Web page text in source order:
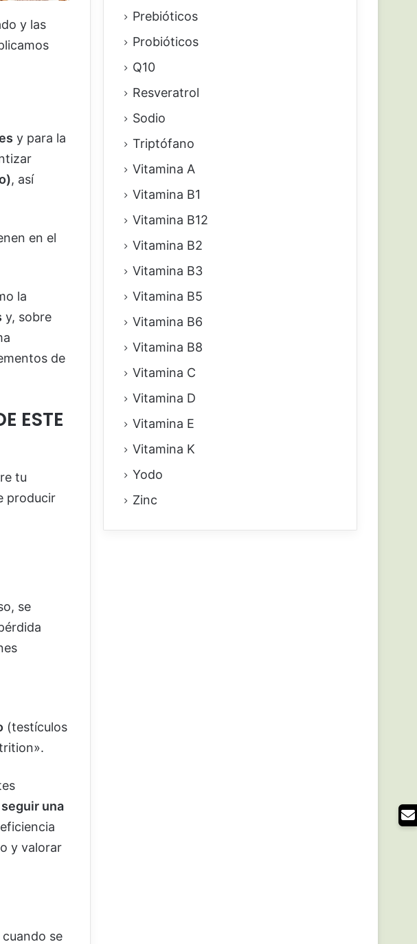
y las
y para la
, así
en el
la
y, sobre
de
ESTE
tu
producir
se
(testículos
una
y valorar
se
Prebióticos
Probióticos
Q10
Resveratrol
Sodio
Triptófano
Vitamina A
Vitamina B1
Vitamina B12
Vitamina B2
Vitamina B3
Vitamina B5
Vitamina B6
Vitamina B8
Vitamina C
Vitamina D
Vitamina E
Vitamina K
Yodo
Zinc